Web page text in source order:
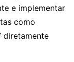
e implementar
como
diretamente